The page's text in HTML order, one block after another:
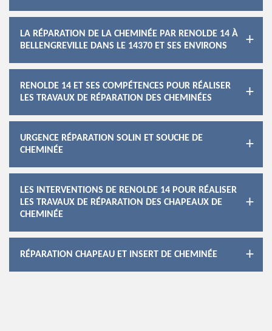
LA RÉPARATION DE LA CHEMINÉE PAR RENOLDE 14 À
BELLENGREVILLE DANS LE 14370 ET SES ENVIRONS
RENOLDE 14 ET SES COMPÉTENCES POUR RÉALISER
LES TRAVAUX DE RÉPARATION DES CHEMINÉES
URGENCE RÉPARATION SOLIN ET SOUCHE DE
CHEMINÉE
LES INTERVENTIONS DE RENOLDE 14 POUR RÉALISER
LES TRAVAUX DE RÉPARATION DES CHAPEAUX DE
CHEMINÉE
RÉPARATION CHAPEAU ET INSERT DE CHEMINÉE